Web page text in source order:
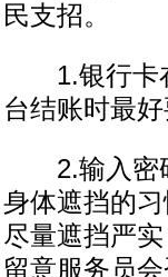
民支招。
1.银行卡在
台结账时最
2.输入密码
身体遮挡的
尽量遮挡严
留意服务员会